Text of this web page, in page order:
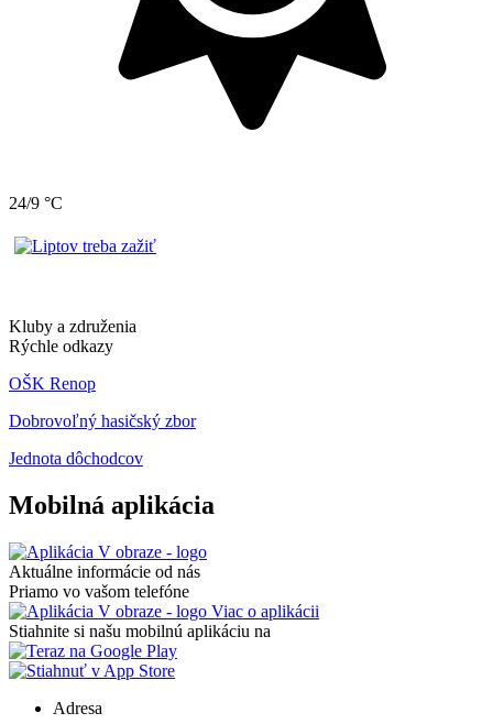
24/9 °C
Kluby a združenia
Rýchle odkazy
OŠK Renop
Dobrovoľný hasičský zbor
Jednota dôchodcov
Mobilná aplikácia
Aktuálne informácie od nás
Priamo vo vašom telefóne
Viac o aplikácii
Stiahnite si našu mobilnú aplikáciu na
Adresa